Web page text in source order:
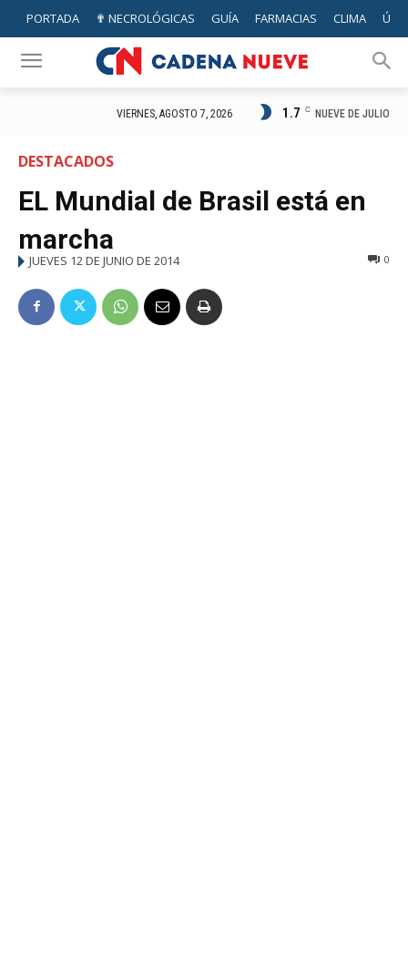
PORTADA ✟ NECROLÓGICAS GUÍA FARMACIAS CLIMA
VIERNES, AGOSTO 7, 2026 1.7 C NUEVE DE JULIO
DESTACADOS
EL Mundial de Brasil está en
marcha
JUEVES 12 DE JUNIO DE 2014 0